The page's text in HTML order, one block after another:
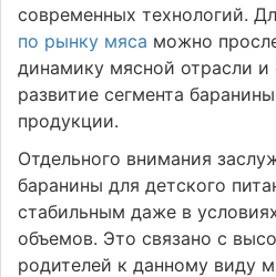
современных технологий.
по рынку мяса можно
динамику мясной отрасли и
развитие сегмента
продукции.
Отдельного внимания
баранины для детского
стабильным даже в
объемов. Это связано с
родителей к данному виду